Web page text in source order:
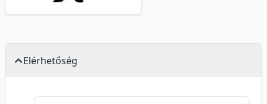
Elérhetőség